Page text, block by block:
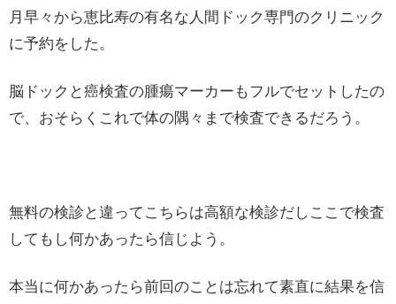
月早々から恵比寿の有名な人間ドック専門のクリニック
に予約をした。
脳ドックと癌検査の腫瘍マーカーもフルでセットしたの
で、おそらくこれで体の隅々まで検査できるだろう。
無料の検診と違ってこちらは高額な検診だしここで検査
してもし何かあったら信じよう。
本当に何かあったら前回のことは忘れて素直に結果を信